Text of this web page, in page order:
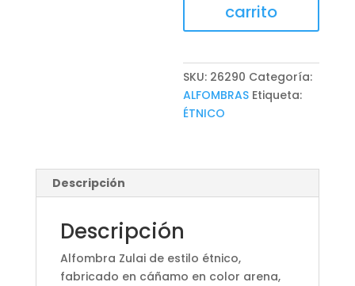
carrito
SKU: 26290 Categoría:
ALFOMBRAS Etiqueta:
ÉTNICO
Descripción
Descripción
Alfombra Zulai de estilo étnico,
fabricado en cáñamo en color arena,